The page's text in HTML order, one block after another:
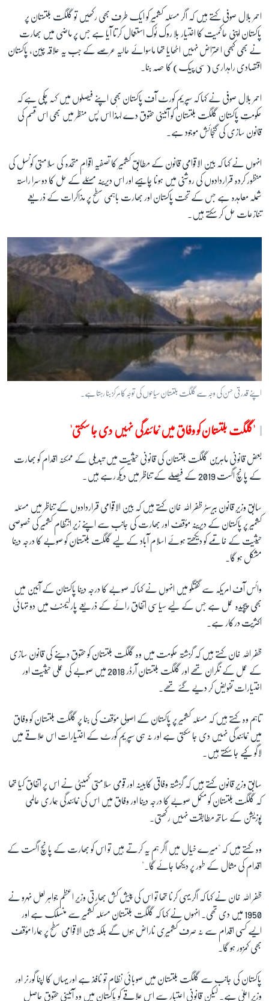
احمر بلال صوفی کہتے ہیں کہ اگر مسئلہ کشمیر کو ایک طرف بھی رکھیں تو گلگت بلتستان پر
پاکستان اپنی حاکمیت کا اختیار بلا روک ٹوک استعمال کرتا آیا ہے جس پر ماضی میں بھارت
نے بھی کبھی اعتراض نہیں اٹھایا تھا ماسوائے حالیہ عرصے کے جب یہ علاقہ چین، پاکستان
اقتصادی راہداری (سی پیک) کا حصہ بنا۔
احمر بلال صوفی نے کہا کہ سپریم کورٹ آف پاکستان بھی اپنے فیصلوں میں کہہ چکی ہے کہ
حکومتِ پاکستان گلگت بلتستان کو آئینی حقوق دے لہٰذا اس پس منظر میں بھی اس قسم کی
قانون سازی کی گنجائش موجود ہے۔
انہوں نے کہا کہ بین الاقوامی قانون کے مطابق کشمیر کا تصفیہ اقوامِ متحدہ کی سلامتی کونسل کی
منظور کردہ قراردادوں کی روشنی میں ہونا چاہیے اور اس دیرینہ مسئلے کے حل کا دوسرا راستہ
شملہ معاہدہ ہے جس کے تحت پاکستان اور بھارت باہمی سطح پر مذاکرات کے ذریعے
تنازعات حل کر سکتے ہیں۔
اپنے قدرتی حسن کی وجہ سے گلگت بلتستان سیاحوں کی توجہ کا مرکز بنا رہتا ہے۔
'گلگت بلتستان کو وفاق میں نمائندگی نہیں دی جا سکتی'
بعض قانونی ماہرین گلگت بلتستان کی قانونی حیثیت میں تبدیلی کے ممکنہ اقدام کو بھارت
کے پانچ اگست 2019 کے فیصلے کے تناظر میں دیکھ رہے ہیں۔
سابق وزیرِ قانون بیرسٹر ظفر اللہ خان کہتے ہیں کہ بین الاقوامی قراردادوں کے تناظر میں مسئلہ
کشمیر پر پاکستان کے دیرینہ مؤقف اور بھارت کی جانب سے اپنے زیرِ انتظام کشمیر کی خصوصی
حیثیت کے خاتمے کو دیکھتے ہوئے اسلام آباد کے لیے گلگت بلتستان کو صوبے کا درجہ دینا
مشکل ہو گا۔
وائس آف امریکہ سے گفتگو میں انہوں نے کہا کہ صوبے کا درجہ دینا پاکستان کے آئین میں
بھی پیچیدہ عمل ہے جس کے لیے سیاسی اتفاق رائے کے ذریعے پارلیمنٹ میں دو تہائی
اکثریت درکار ہے۔
ظفر اللہ خان کہتے ہیں کہ گزشتہ حکومت میں وہ گلگت بلتستان کو حقوق دینے کی قانون سازی
کے عمل کے نگران تھے اور گلگت بلتستان آرڈر 2018 میں صوبے کی عملی حیثیت اور
اختیارات تفویض کر دیے گئے تھے۔
تاہم وہ کہتے ہیں کہ مسئلہ کشمیر پر پاکستان کے اصولی مؤقف کی بنا پر گلگت بلتستان کو وفاق
میں نمائندگی نہیں دی جا سکتی ہے اور نہ ہی سپریم کورٹ کے اختیارات اس علاقے میں
لاگو کیے جا سکتے ہیں۔
سابق وزیرِ قانون کہتے ہیں کہ گزشتہ وفاقی کابینہ اور قومی سلامتی کمیٹی نے اس پر اتفاق کیا تھا
کہ گلگت بلتستان کو مکمل صوبے کا درجہ دینا اور وفاق میں اس کی نمائندگی ہماری عالمی
پوزیشن کے ساتھ مطابقت نہیں رکھتی۔
وہ کہتے ہیں کہ "میرے خیال میں اگر ہم یہ کرتے ہیں تو اس کو بھارت کے پانچ اگست کے
اقدام کی مثال کے طور پر دیکھا جائے گا۔"
ظفر اللہ خان نے کہا کہ اگر یہی کرنا تھا تو اس کی پیش کش بھارتی وزیرِ اعظم جواہر لعل نہرو نے
1950 میں دی تھی۔ انہوں نے کہا کہ گلگت بلتستان مسئلہ کشمیر سے منسلک ہے اور
ایسے کسی اقدام سے نہ صرف کشمیری ناراض ہوں گے بلکہ بین الاقوامی سطح پر ہمارا مؤقف
بھی کمزور ہو گا۔
پاکستان کی جانب سے گلگت بلتستان میں صوبائی نظام تو نافذ ہے اور یہاں کا اپنا گورنر اور
وزیرِ اعلیٰ ہے۔ لیکن قانونی اعتبار سے اس علاقے کو پاکستان میں وہ آئینی حقوق حاصل